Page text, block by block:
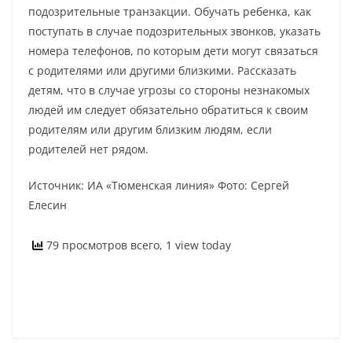
подозрительные транзакции. Обучать ребенка, как
поступать в случае подозрительных звонков, указать
номера телефонов, по которым дети могут связаться
с родителями или другими близкими. Рассказать
детям, что в случае угрозы со стороны незнакомых
людей им следует обязательно обратиться к своим
родителям или другим близким людям, если
родителей нет рядом.
Источник: ИА «Тюменская линия» Фото: Сергей
Елесин
79 просмотров всего, 1 view today